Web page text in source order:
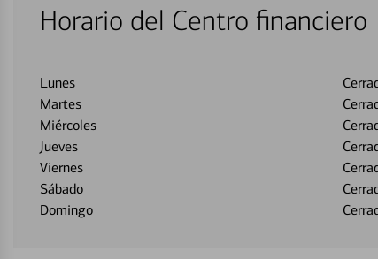
Horario del Centro financiero
Lunes
Martes
Miércoles
Jueves
Viernes
Sábado
Domingo